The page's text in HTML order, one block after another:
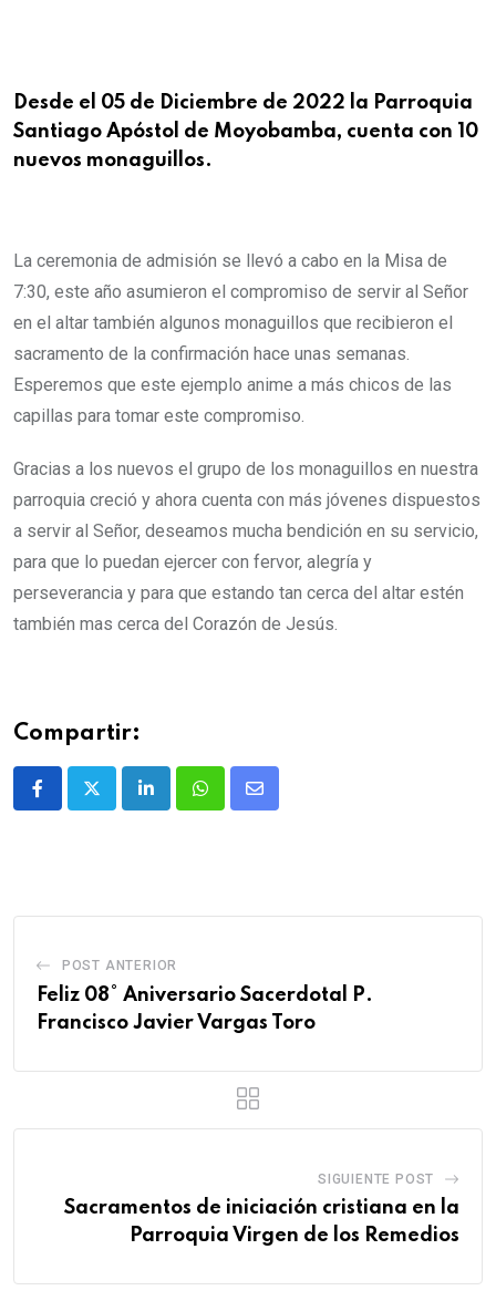
Desde el 05 de Diciembre de 2022 la Parroquia
Santiago Apóstol de Moyobamba, cuenta con 10
nuevos monaguillos.
La ceremonia de admisión se llevó a cabo en la Misa de
7:30, este año asumieron el compromiso de servir al Señor
en el altar también algunos monaguillos que recibieron el
sacramento de la confirmación hace unas semanas.
Esperemos que este ejemplo anime a más chicos de las
capillas para tomar este compromiso.
Gracias a los nuevos el grupo de los monaguillos en nuestra
parroquia creció y ahora cuenta con más jóvenes dispuestos
a servir al Señor, deseamos mucha bendición en su servicio,
para que lo puedan ejercer con fervor, alegría y
perseverancia y para que estando tan cerca del altar estén
también mas cerca del Corazón de Jesús.
Compartir:
POST ANTERIOR
Feliz 08° Aniversario Sacerdotal P.
Francisco Javier Vargas Toro
SIGUIENTE POST
Sacramentos de iniciación cristiana en la
Parroquia Virgen de los Remedios